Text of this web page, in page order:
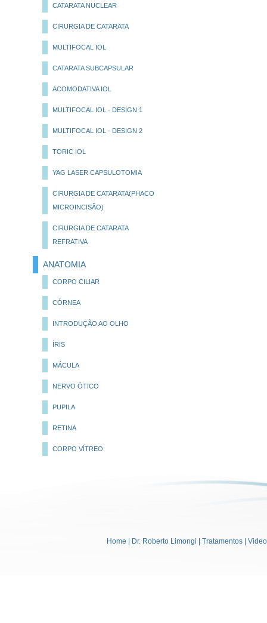
CATARATA NUCLEAR
CIRURGIA DE CATARATA
MULTIFOCAL IOL
CATARATA SUBCAPSULAR
ACOMODATIVA IOL
MULTIFOCAL IOL - DESIGN 1
MULTIFOCAL IOL - DESIGN 2
TORIC IOL
YAG LASER CAPSULOTOMIA
CIRURGIA DE CATARATA(PHACO
MICROINCISÃO)
CIRURGIA DE CATARATA
REFRATIVA
ANATOMIA
CORPO CILIAR
CÓRNEA
INTRODUÇÃO AO OLHO
ÍRIS
MÁCULA
NERVO ÓTICO
PUPILA
RETINA
CORPO VÍTREO
Home Dr. Roberto Limongi Tratamentos